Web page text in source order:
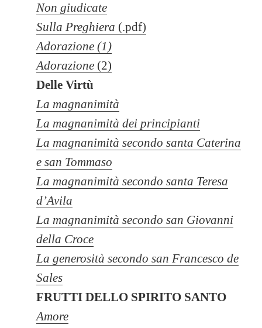
Non giudicate
Sulla Preghiera (.pdf)
Adorazione (1)
Adorazione (2)
Delle Virtù
La magnanimità
La magnanimità dei principianti
La magnanimità secondo santa Caterina
e san Tommaso
La magnanimità secondo santa Teresa
d’Avila
La magnanimità secondo san Giovanni
della Croce
La generosità secondo san Francesco de
Sales
FRUTTI DELLO SPIRITO SANTO
Amore